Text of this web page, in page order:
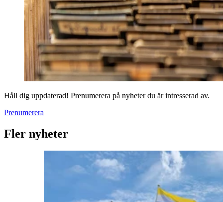
Håll dig uppdaterad! Prenumerera på nyheter du är intresserad av.
Prenumerera
Fler nyheter